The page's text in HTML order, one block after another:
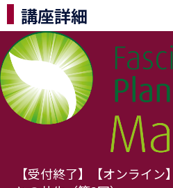
講座詳細
【受付終了】【オンライ